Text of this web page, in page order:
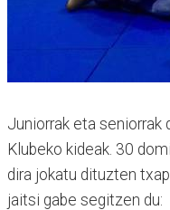
Juniorrak eta seniorrak
Klubeko kideak. 30
dira jokatu dituzten
jaitsi gabe segitzen du: